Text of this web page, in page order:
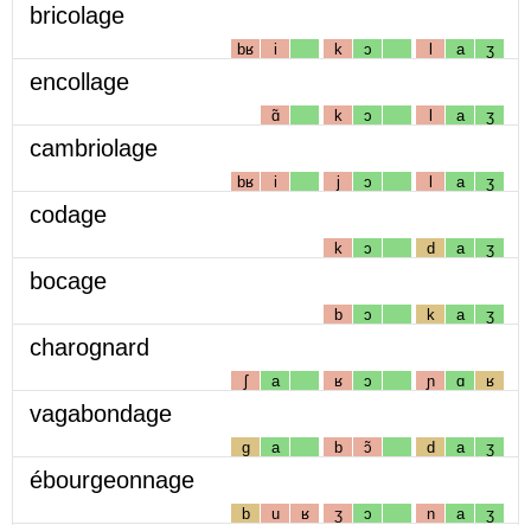
bricolage
bʁ i k ɔ l a ʒ
encollage
ɑ̃ k ɔ l a ʒ
cambriolage
bʁ i j ɔ l a ʒ
codage
k ɔ d a ʒ
bocage
b ɔ k a ʒ
charognard
ʃ a ʁ ɔ ɲ ɑ ʁ
vagabondage
g a b ɔ̃ d a ʒ
ébourgeonnage
b u ʁ ʒ ɔ n a ʒ